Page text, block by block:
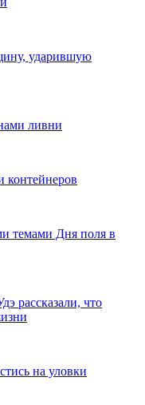
ударившую
ливни
темами Дня поля в
рассказали, что
на уловки